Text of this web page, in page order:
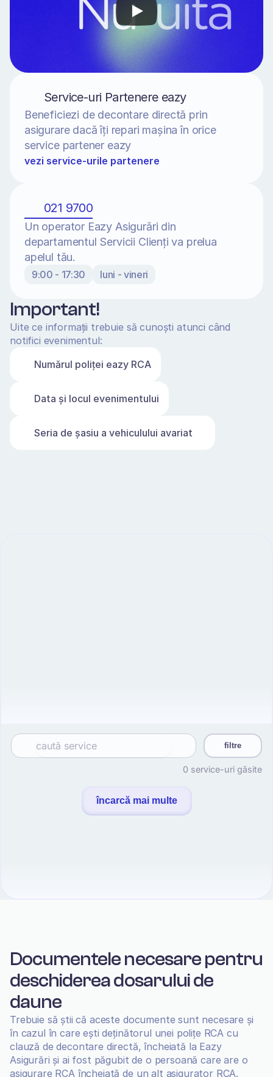
Service-uri Partenere eazy
Beneficiezi de decontare directă prin
asigurare dacă îți repari mașina în orice
service partener eazy
vezi service-urile partenere
021 9700
Un operator Eazy Asigurări din
departamentul Servicii Clienți va prelua
apelul tău.
9:00 - 17:30 luni - vineri
Important!
Uite ce informații trebuie să cunoști atunci când
notifici evenimentul:
Numărul poliţei eazy RCA
Data și locul evenimentului
Seria de șasiu a vehiculului avariat
Documentele necesare pentru
deschiderea dosarului de
daune
Trebuie să știi că aceste documente sunt necesare și
în cazul în care ești deținătorul unei polițe RCA cu
clauză de decontare directă, încheiată la Eazy
Asigurări și ai fost păgubit de o persoană care are o
asigurare RCA încheiată de un alt asigurator RCA.